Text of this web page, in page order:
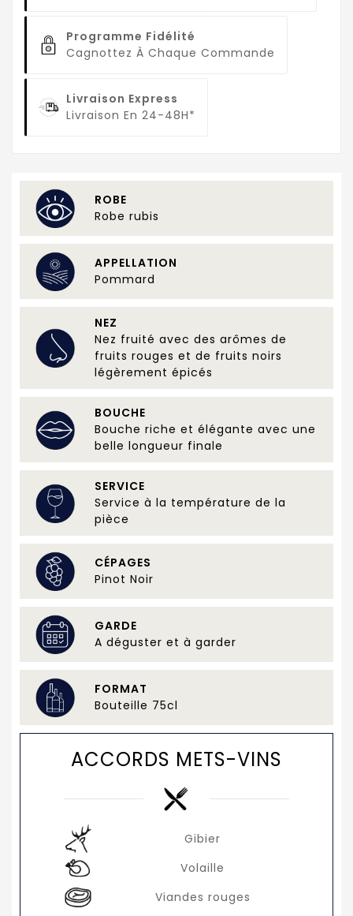
Programme Fidélité
Cagnottez À Chaque Commande
Livraison Express
Livraison En 24-48H*
ROBE
Robe rubis
APPELLATION
Pommard
NEZ
Nez fruité avec des arômes de
fruits rouges et de fruits noirs
légèrement épicés
BOUCHE
Bouche riche et élégante avec une
belle longueur finale
SERVICE
Service à la température de la
pièce
CÉPAGES
Pinot Noir
GARDE
A déguster et à garder
FORMAT
Bouteille 75cl
ACCORDS METS-VINS
Gibier
Volaille
Viandes rouges